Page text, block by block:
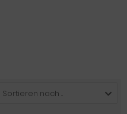
Sortieren nach ...